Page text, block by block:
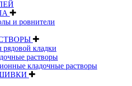
и ровнители
рядовой кладки
растворы
кладочные растворы